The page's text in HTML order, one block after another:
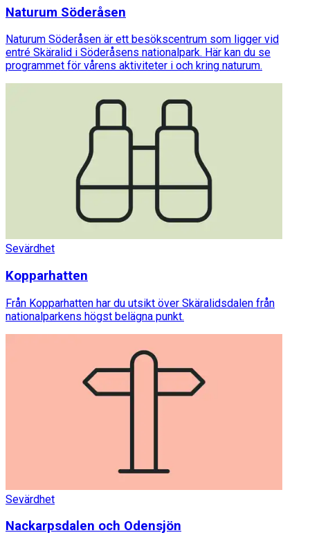
Naturum Söderåsen
Naturum Söderåsen är ett besökscentrum som ligger vid
entré Skäralid i Söderåsens nationalpark. Här kan du se
programmet för vårens aktiviteter i och kring naturum.
Sevärdhet
Kopparhatten
Från Kopparhatten har du utsikt över Skäralidsdalen från
nationalparkens högst belägna punkt.
Sevärdhet
Nackarpsdalen och Odensjön